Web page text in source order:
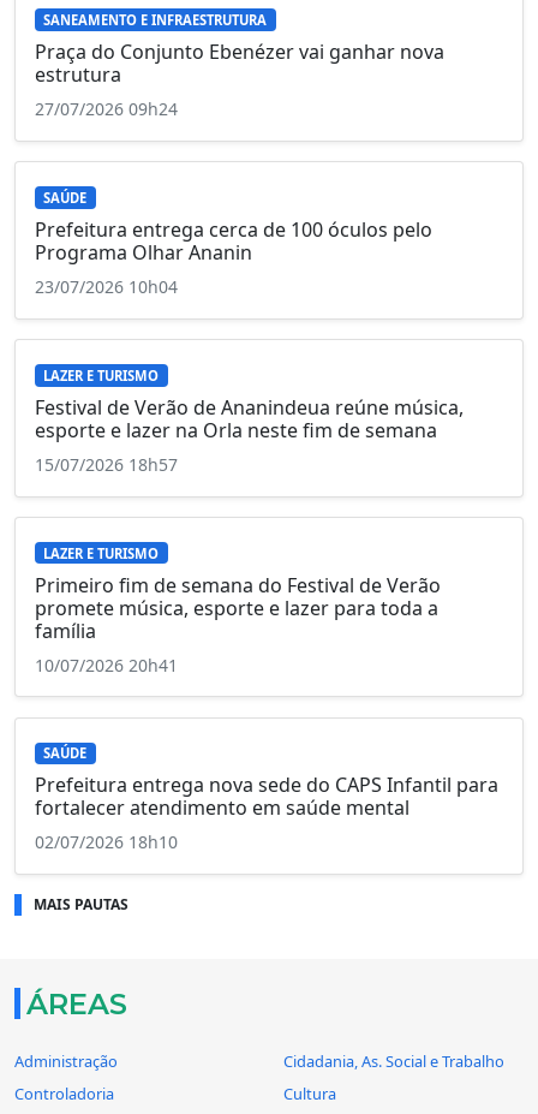
SANEAMENTO E INFRAESTRUTURA
Praça do Conjunto Ebenézer vai ganhar nova
estrutura
27/07/2026 09h24
SAÚDE
Prefeitura entrega cerca de 100 óculos pelo
Programa Olhar Ananin
23/07/2026 10h04
LAZER E TURISMO
Festival de Verão de Ananindeua reúne música,
esporte e lazer na Orla neste fim de semana
15/07/2026 18h57
LAZER E TURISMO
Primeiro fim de semana do Festival de Verão
promete música, esporte e lazer para toda a
família
10/07/2026 20h41
SAÚDE
Prefeitura entrega nova sede do CAPS Infantil para
fortalecer atendimento em saúde mental
02/07/2026 18h10
MAIS PAUTAS
ÁREAS
Administração
Cidadania, As. Social e Trabalho
Controladoria
Cultura